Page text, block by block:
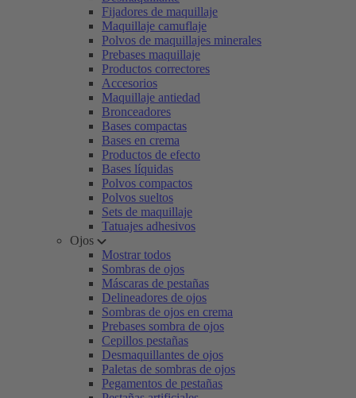
Fijadores de maquillaje
Maquillaje camuflaje
Polvos de maquillajes minerales
Prebases maquillaje
Productos correctores
Accesorios
Maquillaje antiedad
Bronceadores
Bases compactas
Bases en crema
Productos de efecto
Bases líquidas
Polvos compactos
Polvos sueltos
Sets de maquillaje
Tatuajes adhesivos
Ojos
Mostrar todos
Sombras de ojos
Máscaras de pestañas
Delineadores de ojos
Sombras de ojos en crema
Prebases sombra de ojos
Cepillos pestañas
Desmaquillantes de ojos
Paletas de sombras de ojos
Pegamentos de pestañas